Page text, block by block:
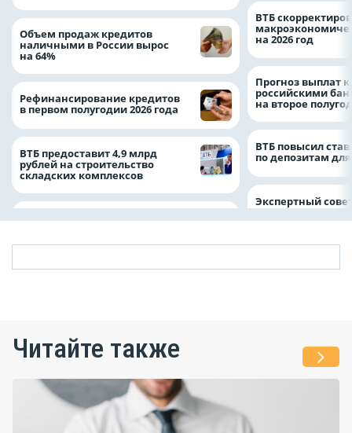
Объем продаж кредитов
наличными в России вырос
на 64%
Рефинансирование кредитов
в первом полугодии 2026 года
ВТБ предоставит 4,9 млрд
рублей на строительство
складских комплексов
ВТБ
на 2026 год
Прогноз выплат
российскими
на второе
ВТБ повысил
по депозитам
Экспертный
Читайте также